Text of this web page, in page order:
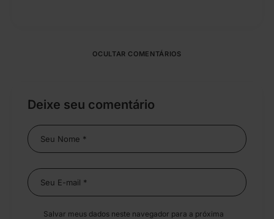
OCULTAR COMENTÁRIOS
Deixe seu comentário
Salvar meus dados neste navegador para a próxima